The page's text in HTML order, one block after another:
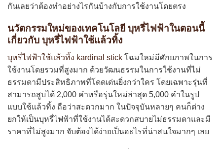
กันเลยว่าต้องทำอย่างไรกันบ้างกับการใช้งานโดยตรง
นวัตกรรมใหม่ของเทคโนโลยี บุหรี่ไฟฟ้าในตอนนี้
เกี่ยวกับ บุหรี่ไฟฟ้าใช้แล้วทิ้ง
บุหรี่ไฟฟ้าใช้แล้วทิ้ง kardinal stick โฉมใหม่มีศักยภาพในการ
ใช้งานโดยรวมที่สูงมาก ด้วยวัฒนธรรมในการใช้งานที่ไม่
ธรรมดามีประสิทธิภาพที่โดดเด่นยิ่งกว่าใคร โดยเฉพาะรุ่นที่
สามารถสูบได้ 2,000 คำหรือรุ่นใหม่ล่าสุด 5,000 คำในรูป
แบบใช้แล้วทิ้ง ถือว่าสะดวกมาก ในปัจจุบันหลายๆ คนก็ต่าง
ยกให้เป็นบุหรี่ไฟฟ้าที่ใช้งานได้สะดวกสบายไม่ธรรมดาและมี
ราคาที่ไม่สูงมาก จับต้องได้ง่ายเป็นอะไรที่น่าสนใจมากๆ เลย